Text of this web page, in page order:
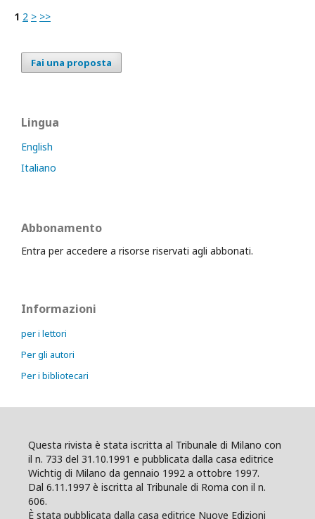
1 2 > >>
Fai una proposta
Lingua
English
Italiano
Abbonamento
Entra per accedere a risorse riservati agli abbonati.
Informazioni
per i lettori
Per gli autori
Per i bibliotecari
Questa rivista è stata iscritta al Tribunale di Milano con
il n. 733 del 31.10.1991 e pubblicata dalla casa editrice
Wichtig di Milano da gennaio 1992 a ottobre 1997.
Dal 6.11.1997 è iscritta al Tribunale di Roma con il n.
606.
È stata pubblicata dalla casa editrice Nuove Edizioni